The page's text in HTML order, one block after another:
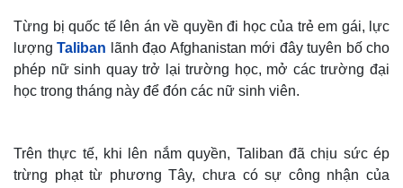
Từng bị quốc tế lên án về quyền đi học của trẻ em gái, lực
lượngTaliban lãnh đạo Afghanistan mới đây tuyên bố cho
phép nữ sinh quay trở lại trường học, mở các trường đại
học trong tháng này để đón các nữ sinh viên.
Trên thực tế, khi lên nắm quyền, Taliban đã chịu sức ép
trừng phạt từ phương Tây, chưa có sự công nhận của